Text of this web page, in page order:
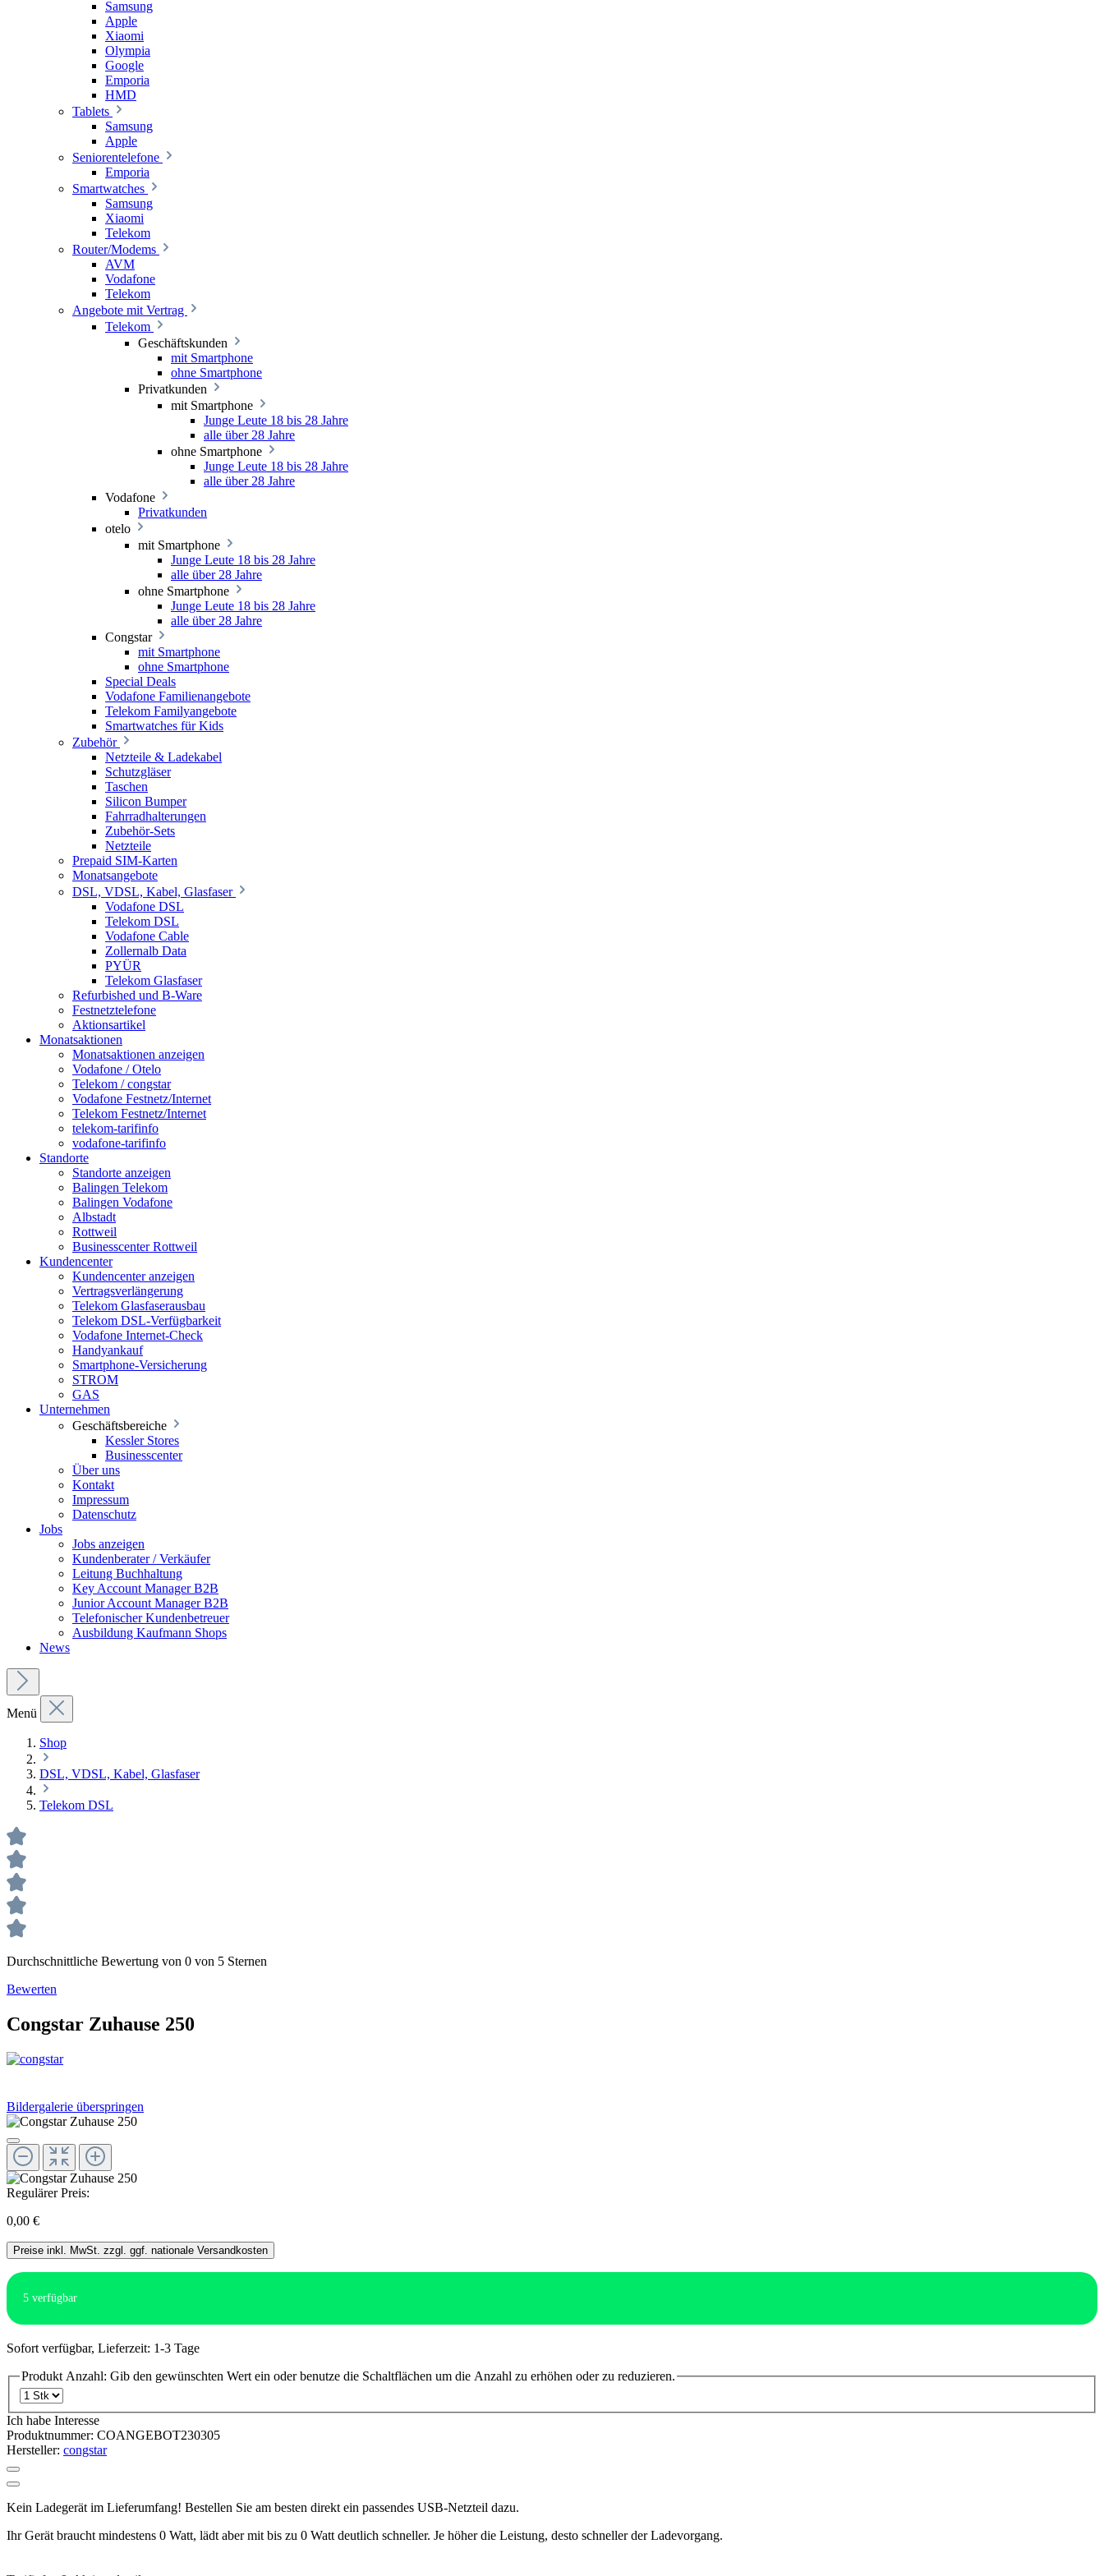
Samsung
Apple
Xiaomi
Olympia
Google
Emporia
HMD
Tablets
Samsung
Apple
Seniorentelefone
Emporia
Smartwatches
Samsung
Xiaomi
Telekom
Router/Modems
AVM
Vodafone
Telekom
Angebote mit Vertrag
Telekom
Geschäftskunden
mit Smartphone
ohne Smartphone
Privatkunden
mit Smartphone
Junge Leute 18 bis 28 Jahre
alle über 28 Jahre
ohne Smartphone
Junge Leute 18 bis 28 Jahre
alle über 28 Jahre
Vodafone
Privatkunden
otelo
mit Smartphone
Junge Leute 18 bis 28 Jahre
alle über 28 Jahre
ohne Smartphone
Junge Leute 18 bis 28 Jahre
alle über 28 Jahre
Congstar
mit Smartphone
ohne Smartphone
Special Deals
Vodafone Familienangebote
Telekom Familyangebote
Smartwatches für Kids
Zubehör
Netzteile & Ladekabel
Schutzgläser
Taschen
Silicon Bumper
Fahrradhalterungen
Zubehör-Sets
Netzteile
Prepaid SIM-Karten
Monatsangebote
DSL, VDSL, Kabel, Glasfaser
Vodafone DSL
Telekom DSL
Vodafone Cable
Zollernalb Data
PYÜR
Telekom Glasfaser
Refurbished und B-Ware
Festnetztelefone
Aktionsartikel
Monatsaktionen
Monatsaktionen anzeigen
Vodafone / Otelo
Telekom / congstar
Vodafone Festnetz/Internet
Telekom Festnetz/Internet
telekom-tarifinfo
vodafone-tarifinfo
Standorte
Standorte anzeigen
Balingen Telekom
Balingen Vodafone
Albstadt
Rottweil
Businesscenter Rottweil
Kundencenter
Kundencenter anzeigen
Vertragsverlängerung
Telekom Glasfaserausbau
Telekom DSL-Verfügbarkeit
Vodafone Internet-Check
Handyankauf
Smartphone-Versicherung
STROM
GAS
Unternehmen
Geschäftsbereiche
Kessler Stores
Businesscenter
Über uns
Kontakt
Impressum
Datenschutz
Jobs
Jobs anzeigen
Kundenberater / Verkäufer
Leitung Buchhaltung
Key Account Manager B2B
Junior Account Manager B2B
Telefonischer Kundenbetreuer
Ausbildung Kaufmann Shops
News
Menü
Shop
DSL, VDSL, Kabel, Glasfaser
Telekom DSL
Durchschnittliche Bewertung von 0 von 5 Sternen
Bewerten
Congstar Zuhause 250
Bildergalerie überspringen
Regulärer Preis:
0,00 €
Preise inkl. MwSt. zzgl. ggf. nationale Versandkosten
5 verfügbar
Sofort verfügbar, Lieferzeit: 1-3 Tage
Produkt Anzahl: Gib den gewünschten Wert ein oder benutze die Schaltflächen um die Anzahl zu erhöhen oder zu reduzieren.
Ich habe Interesse
Produktnummer: COANGEBOT230305
Hersteller: congstar
Kein Ladegerät im Lieferumfang! Bestellen Sie am besten direkt ein passendes USB-Netzteil dazu.
Ihr Gerät braucht mindestens 0 Watt, lädt aber mit bis zu 0 Watt deutlich schneller. Je höher die Leistung, desto schneller der Ladevorgang.